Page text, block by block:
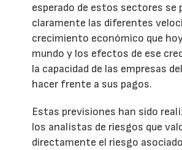
esperado de estos sectores se
claramente las diferentes
crecimiento económico que
mundo y los efectos de ese
la capacidad de las empresas
hacer frente a sus pagos.
Estas previsiones han sido
los analistas de riesgos que
directamente el riesgo